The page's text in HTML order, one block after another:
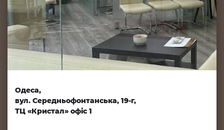
Одеса,
вул. Середньофонтанська, 19-г,
ТЦ «Кристал» офіс 1